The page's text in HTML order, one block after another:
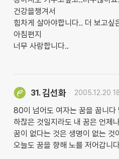
건강을챙겨서
힘차게 살아야합니다.. 더 보고싶
아침편지
너무 사랑합니다..
31.김선화 2005.12.20
80이 넘어도 여자는 꿈을 꿉니다
하찮은 것일지라도 내 꿈은 언제
꿈이 없다는 것은 생명이 없는 것
오늘도 꿈을 향해 노를 저어갑니